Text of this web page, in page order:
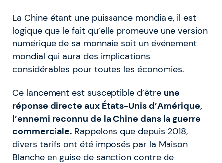
La Chine étant une puissance mondiale, il est
logique que le fait qu’elle promeuve une version
numérique de sa monnaie soit un événement
mondial qui aura des implications
considérables pour toutes les économies.
Ce lancement est susceptible d’être une
réponse directe aux États-Unis d’Amérique,
l’ennemi reconnu de la Chine dans la guerre
commerciale. Rappelons que depuis 2018,
divers tarifs ont été imposés par la Maison
Blanche en guise de sanction contre de